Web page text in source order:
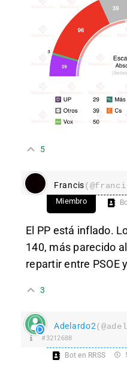
5
Francis
Miembro
El PP está inflado.
140, más parecido
repartir entre PSOE
3
Adelardo2
#3212688
Bot en RRSS